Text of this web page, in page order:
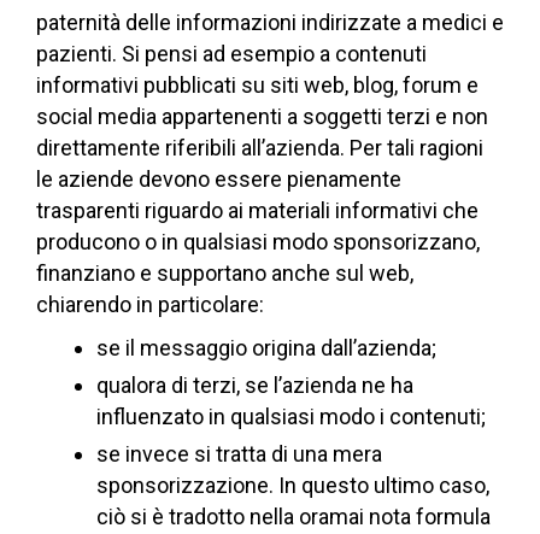
paternità delle informazioni indirizzate a medici e
pazienti. Si pensi ad esempio a contenuti
informativi pubblicati su siti web, blog, forum e
social media appartenenti a soggetti terzi e non
direttamente riferibili all’azienda. Per tali ragioni
le aziende devono essere pienamente
trasparenti riguardo ai materiali informativi che
producono o in qualsiasi modo sponsorizzano,
finanziano e supportano anche sul web,
chiarendo in particolare:
se il messaggio origina dall’azienda;
qualora di terzi, se l’azienda ne ha
influenzato in qualsiasi modo i contenuti;
se invece si tratta di una mera
sponsorizzazione. In questo ultimo caso,
ciò si è tradotto nella oramai nota formula